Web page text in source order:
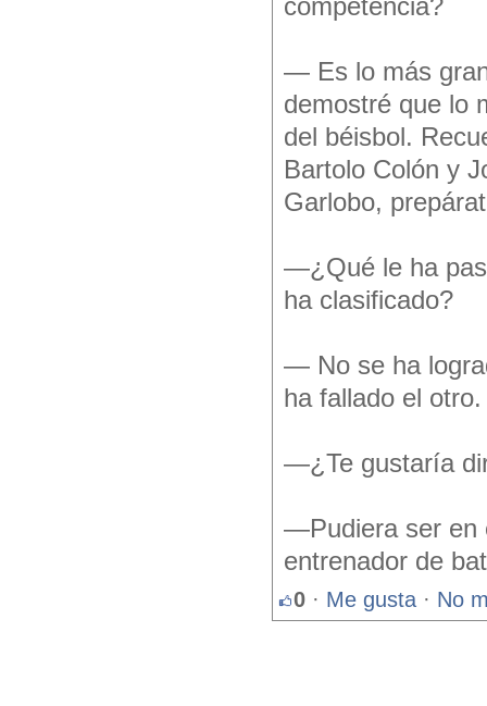
competencia?
— Es lo más
demostré que lo
del béisbol.
Bartolo Colón y
Garlobo,
—¿Qué le ha
ha clasificado?
— No se ha
ha fallado el
—¿Te gustaría
—Pudiera ser en
entrenador de
0 · Me gusta · No